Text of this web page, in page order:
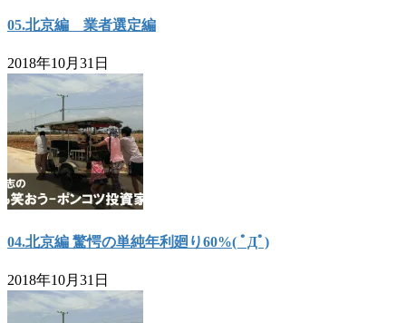
05.北京編 業者選定編
2018年10月31日
04.北京編 驚愕の単純年利廻り60%( ﾟДﾟ)
2018年10月31日